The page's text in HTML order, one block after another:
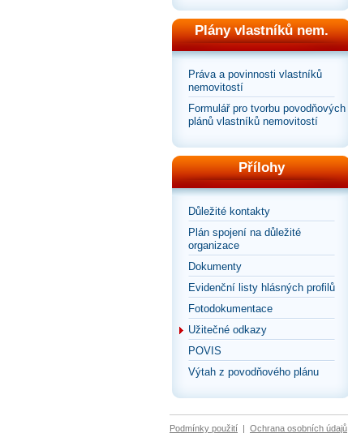
Plány vlastníků nem.
Práva a povinnosti vlastníků
nemovitostí
Formulář pro tvorbu povodňových
plánů vlastníků nemovitostí
Přílohy
Důležité kontakty
Plán spojení na důležité
organizace
Dokumenty
Evidenční listy hlásných profilů
Fotodokumentace
Užitečné odkazy
POVIS
Výtah z povodňového plánu
Podmínky použití | Ochrana osobních údajů